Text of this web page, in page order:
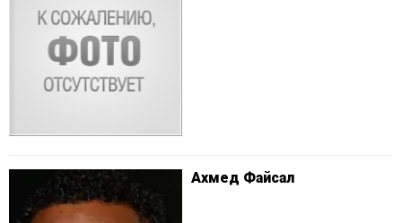
Ахмед Файсал